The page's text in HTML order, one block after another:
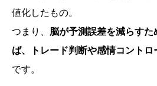
値化したもの。
つまり、 脳が予測誤差を減らす
ば、トレード判断や感情コントロ
です。